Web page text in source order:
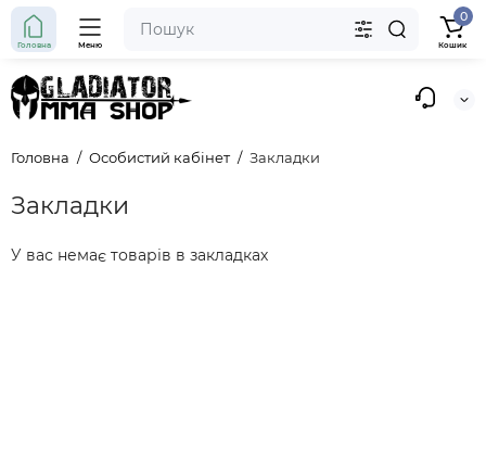
Головна Меню
0
Кошик
Головна Особистий кабінет Закладки
Закладки
У вас немає товарів в закладках